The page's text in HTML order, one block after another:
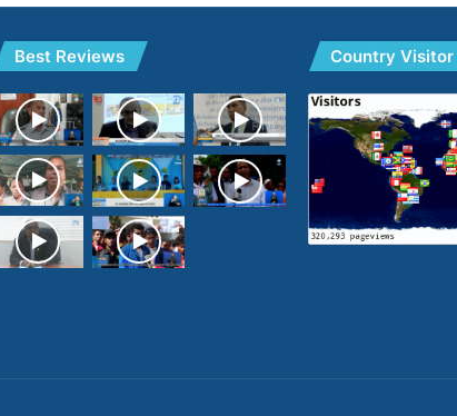
Best Reviews Country Visitor